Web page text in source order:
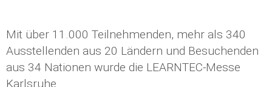
Mit über 11.000 Teilnehmenden, mehr als 340
Ausstellenden aus 20 Ländern und Besuchenden
aus 34 Nationen wurde die LEARNTEC-Messe
Karlsruhe